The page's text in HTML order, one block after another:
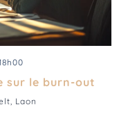
sur le burn-out
Laon